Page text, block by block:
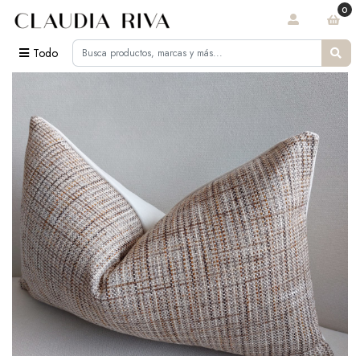
Todo
0